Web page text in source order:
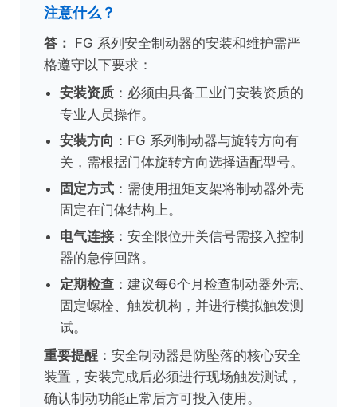
注意什么？
答： FG 系列安全制动器的安装和维护需严
格遵守以下要求：
安装资质 ：必须由具备工业门安装资质的
专业人员操作。
安装方向 ：FG 系列制动器与旋转方向有
关，需根据门体旋转方向选择适配型号。
固定方式 ：需使用扭矩支架将制动器外壳
固定在门体结构上。
电气连接 ：安全限位开关信号需接入控制
器的急停回路。
定期检查 ：建议每6个月检查制动器外壳、
固定螺栓、触发机构，并进行模拟触发测
试。
重要提醒 ：安全制动器是防坠落的核心安全
装置，安装完成后必须进行现场触发测试，
确认制动功能正常后方可投入使用。